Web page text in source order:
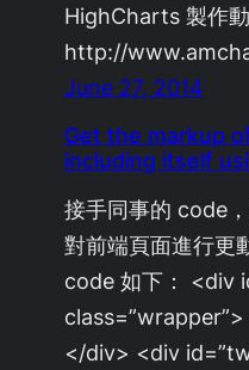
HighCharts 製作動
http://
June 27, 2014
Get the markup
including itself
接手同事的 code
對前端頁面進行更
code 如下： <div
</div> <div